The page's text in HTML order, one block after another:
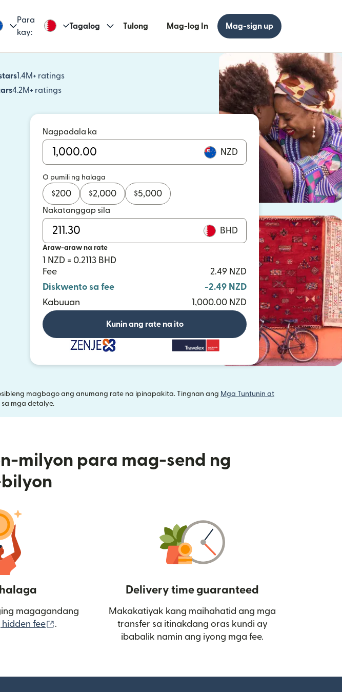
Para
kay:
Tagalog Tulong Mag-log In Mag-sign up
1.4M+ ratings
(bubukas sa bagong window)
4.2M+ ratings
(bubukas sa bagong window)
Nagpadala ka
NZD
O pumili ng halaga
$200 $2,000 $5,000
Nakatanggap sila
BHD
Araw-araw na rate
1 NZD = 0.2113 BHD
Fee
2.49 NZD
Diskwento sa fee
-2.49 NZD
Kabuuan
1,000.00 NZD
Kunin ang rate na ito
magbago ang anumang rate na ipinapakita. Tingnan ang Mga Tuntunin at
sa bagong window)
mga detalye.
milyon para mag-send ng
magagandang
fee (bubukas sa bagong window)
.
Delivery time guaranteed
Makakatiyak kang maihahatid ang mga
transfer sa itinakdang oras kundi ay
ibabalik namin ang iyong mga fee.